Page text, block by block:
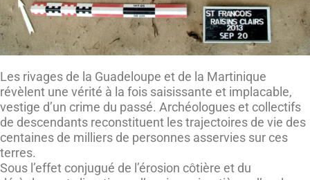
Les rivages de la Guadeloupe et de la Martinique
révèlent une vérité à la fois saisissante et implacable,
vestige d’un crime du passé. Archéologues et collectifs
de descendants reconstituent les trajectoires de vie des
centaines de milliers de personnes asservies sur ces
terres.
Sous l’effet conjugué de l’érosion côtière et du